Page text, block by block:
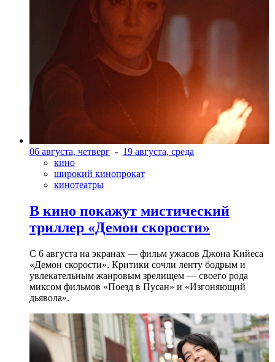
06 августа, четверг - 19 августа, среда
кино
широкий кинопрокат
кинотеатры
В кино покажут мистический
триллер «Демон скорости»
С 6 августа на экранах — фильм ужасов Джона Кийеса
«Демон скорости». Критики сочли ленту бодрым и
увлекательным жанровым зрелищeм — своего рода
миксом фильмов «Поезд в Пусан» и «Изгоняющий
дьявола».